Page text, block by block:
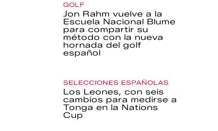
GOLF
Jon Rahm vuelve a la
Escuela Nacional Blume
para compartir su
método con la nueva
hornada del golf
español
SELECCIONES ESPAÑOLAS
Los Leones, con seis
cambios para medirse a
Tonga en la Nations
Cup